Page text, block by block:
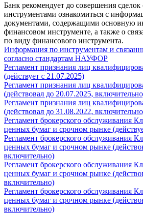
Банк рекомендует до совершения
инструментами ознакомиться с
документами, содержащими основную
финансовом инструменте, а также о
по виду финансового инструмента.
Информация по инструментам и
согласно стандартам НАУФОР
Регламент признания лиц
(действует с 21.07.2025)
Регламент признания лиц
(действовал до 20.07.2025,
Регламент признания лиц
(действовал до 31.08.2022,
Регламент брокерского обслуживания
ценных бумаг и срочном рынке
Регламент брокерского обслуживания
ценных бумаг и срочном рынке
включительно)
Регламент брокерского обслуживания
ценных бумаг и срочном рынке
включительно)
Регламент брокерского обслуживания
ценных бумаг и срочном рынке
включительно)